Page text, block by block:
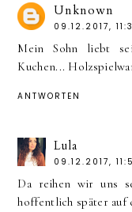
Unknown
09.12.2017,
Mein Sohn liebt
Kuchen...
ANTWORTEN
Lula
09.12.2017,
Da reihen wir uns
hoffentlich später auf